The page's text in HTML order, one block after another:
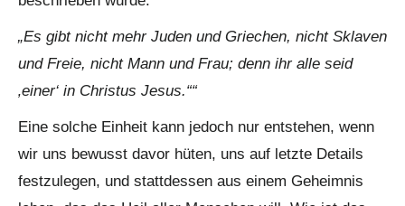
„Es gibt nicht mehr Juden und Griechen, nicht Sklaven
und Freie, nicht Mann und Frau; denn ihr alle seid
‚einer‘ in Christus Jesus.““
Eine solche Einheit kann jedoch nur entstehen, wenn
wir uns bewusst davor hüten, uns auf letzte Details
festzulegen, und stattdessen aus einem Geheimnis